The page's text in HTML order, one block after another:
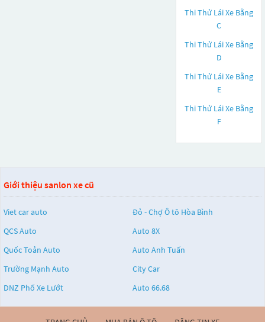
Thi Thử Lái Xe Bằng
C
Thi Thử Lái Xe Bằng
D
Thi Thử Lái Xe Bằng
E
Thi Thử Lái Xe Bằng
F
Giới thiệu sanlon xe cũ
Viet car auto
Đỏ - Chợ Ô tô Hòa Bình
QCS Auto
Auto 8X
Quốc Toản Auto
Auto Anh Tuấn
Trường Mạnh Auto
City Car
DNZ Phố Xe Lướt
Auto 66.68